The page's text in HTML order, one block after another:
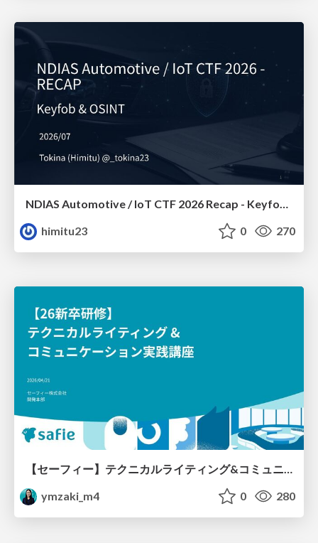
NDIAS Automotive / IoT CTF 2026 Recap - Keyfob & OSINT
himitu23
0 270
ymzaki_m4
0 280